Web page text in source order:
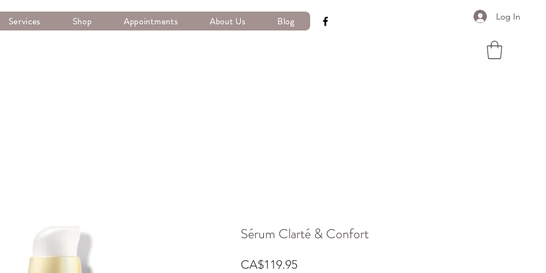
Services Shop Appointments About Us Blog Log In
Sérum Clarté & Confort
CA$119.95Price